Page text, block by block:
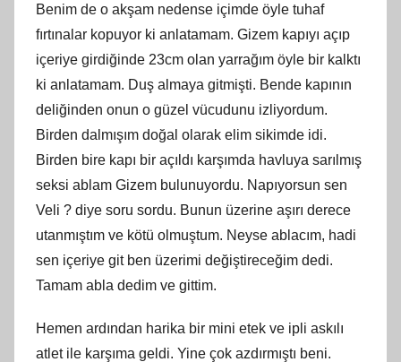
Benim de o akşam nedense içimde öyle tuhaf
fırtınalar kopuyor ki anlatamam. Gizem kapıyı açıp
içeriye girdiğinde 23cm olan yarrağım öyle bir kalktı
ki anlatamam. Duş almaya gitmişti. Bende kapının
deliğinden onun o güzel vücudunu izliyordum.
Birden dalmışım doğal olarak elim sikimde idi.
Birden bire kapı bir açıldı karşımda havluya sarılmış
seksi ablam Gizem bulunuyordu. Napıyorsun sen
Veli ? diye soru sordu. Bunun üzerine aşırı derece
utanmıştım ve kötü olmuştum. Neyse ablacım, hadi
sen içeriye git ben üzerimi değiştireceğim dedi.
Tamam abla dedim ve gittim.
Hemen ardından harika bir mini etek ve ipli askılı
atlet ile karşıma geldi. Yine çok azdırmıştı beni.